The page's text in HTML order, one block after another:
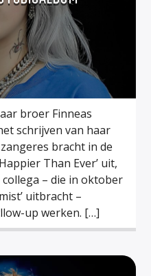
broer Finneas
schrijven van haar
bracht in de
Than Ever’ uit,
– die in oktober
uitbracht –
up werken. […]